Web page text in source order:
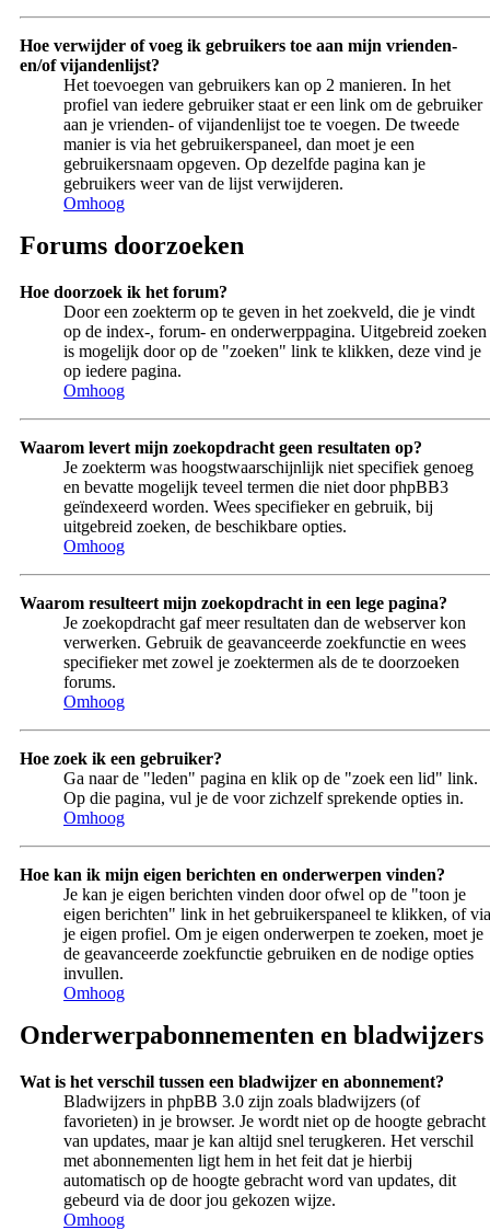
Hoe verwijder of voeg ik gebruikers toe aan mijn vrienden-
en/of vijandenlijst?
Het toevoegen van gebruikers kan op 2 manieren. In het
profiel van iedere gebruiker staat er een link om de gebruiker
aan je vrienden- of vijandenlijst toe te voegen. De tweede
manier is via het gebruikerspaneel, dan moet je een
gebruikersnaam opgeven. Op dezelfde pagina kan je
gebruikers weer van de lijst verwijderen.
Omhoog
Forums doorzoeken
Hoe doorzoek ik het forum?
Door een zoekterm op te geven in het zoekveld, die je vindt
op de index-, forum- en onderwerppagina. Uitgebreid zoeken
is mogelijk door op de "zoeken" link te klikken, deze vind je
op iedere pagina.
Omhoog
Waarom levert mijn zoekopdracht geen resultaten op?
Je zoekterm was hoogstwaarschijnlijk niet specifiek genoeg
en bevatte mogelijk teveel termen die niet door phpBB3
geïndexeerd worden. Wees specifieker en gebruik, bij
uitgebreid zoeken, de beschikbare opties.
Omhoog
Waarom resulteert mijn zoekopdracht in een lege pagina?
Je zoekopdracht gaf meer resultaten dan de webserver kon
verwerken. Gebruik de geavanceerde zoekfunctie en wees
specifieker met zowel je zoektermen als de te doorzoeken
forums.
Omhoog
Hoe zoek ik een gebruiker?
Ga naar de "leden" pagina en klik op de "zoek een lid" link.
Op die pagina, vul je de voor zichzelf sprekende opties in.
Omhoog
Hoe kan ik mijn eigen berichten en onderwerpen vinden?
Je kan je eigen berichten vinden door ofwel op de "toon je
eigen berichten" link in het gebruikerspaneel te klikken, of via
je eigen profiel. Om je eigen onderwerpen te zoeken, moet je
de geavanceerde zoekfunctie gebruiken en de nodige opties
invullen.
Omhoog
Onderwerpabonnementen en bladwijzers
Wat is het verschil tussen een bladwijzer en abonnement?
Bladwijzers in phpBB 3.0 zijn zoals bladwijzers (of
favorieten) in je browser. Je wordt niet op de hoogte gebracht
van updates, maar je kan altijd snel terugkeren. Het verschil
met abonnementen ligt hem in het feit dat je hierbij
automatisch op de hoogte gebracht word van updates, dit
gebeurd via de door jou gekozen wijze.
Omhoog